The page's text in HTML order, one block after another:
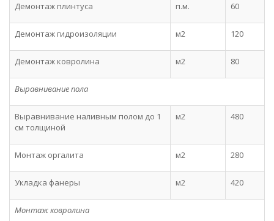
Демонтаж плинтуса п.м. 60
Демонтаж гидроизоляции м2 120
Демонтаж ковролина м2 80
Выравнивание пола
Выравнивание наливным полом до 1
см толщиной
м2 480
Монтаж оргалита м2 280
Укладка фанеры м2 420
Монтаж ковролина